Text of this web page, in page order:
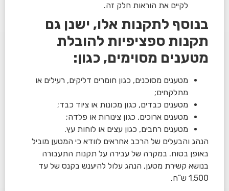
לקיים את הוראות חלק זה.
בנוסף לתקנות אלו, ישנן גם
תקנות ספציפיות להובלת
מטענים מסוימים, כגון:
מטענים מסוכנים, כגון חומרים דליקים, רעילים או
מתלקחים;
מטענים כבדים, כגון מכונות או ציוד כבד;
מטענים ארוכים, כגון צינורות או פלדה;
מטענים רחבים, כגון עצים או לוחות עץ.
הנהג והבעלים של הרכב אחראים לוודא כי המטען מוביל
באופן בטוח. במקרה של עבירה על תקנות התעבורה
בנושא קשירת מטען, הנהג עלול להיענש בקנס של עד
1,500 ש”ח.